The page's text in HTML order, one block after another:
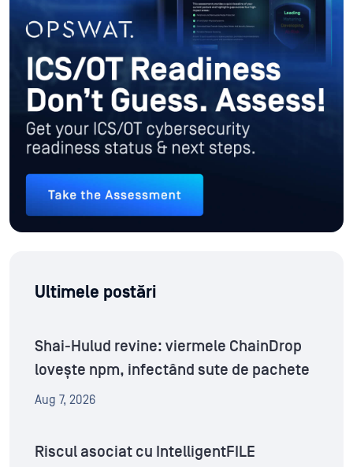
Ultimele postări
Shai-Hulud revine: viermele ChainDrop
lovește npm, infectând sute de pachete
Aug 7, 2026
Riscul asociat cu IntelligentFILE